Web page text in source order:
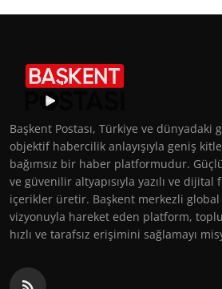
Başkent Postası, Türkiye ve dünyadaki
objektif habercilik anlayışıyla geniş
bağımsız bir haber platformudur.
ve güvenilir altyapısıyla yazılı ve
içerikler üretir. Başkent merkezli
vizyonuyla hareket eden platform,
hızlı ve tarafsız erişimini sağlamayı